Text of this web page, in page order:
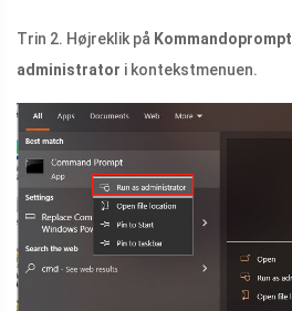
Trin 2. Højreklik på Kommandoprompt
administrator i kontekstmenuen.